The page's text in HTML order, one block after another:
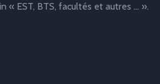
« EST, BTS, facultés et autres … ».